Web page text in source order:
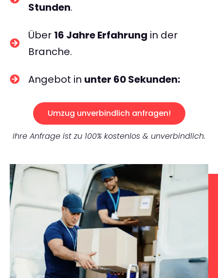
Stunden.
Über 16 Jahre Erfahrung in der
Branche.
Angebot in unter 60 Sekunden:
Umzug unverbindlich anfragen!
Ihre Anfrage ist zu 100% kostenlos & unverbindlich.